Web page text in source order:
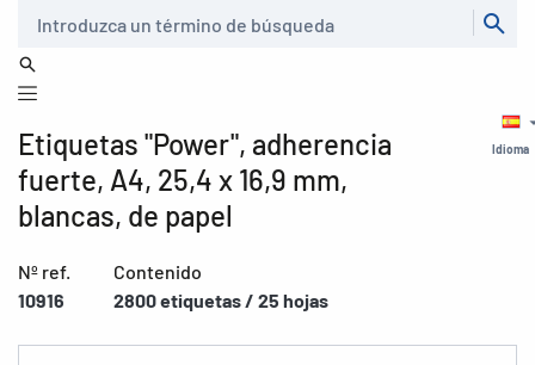
Idioma
Etiquetas "Power", adherencia
fuerte, A4, 25,4 x 16,9 mm,
blancas, de papel
Nº ref.
10916
Contenido
2800 etiquetas / 25 hojas